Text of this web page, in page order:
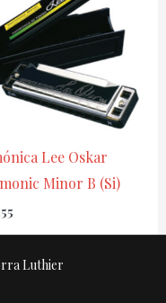
Lee Oskar
Minor B (Si)
Luthier